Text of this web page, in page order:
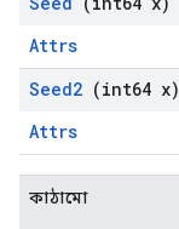
Attrs
Seed2 (int64 x)
Attrs
কাঠামো